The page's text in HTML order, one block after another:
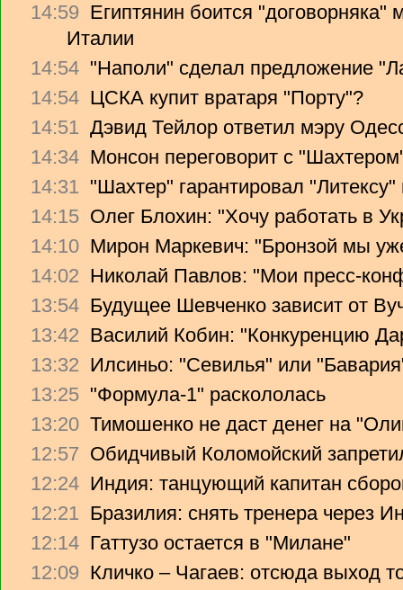
14:59 Египтянин боится
Италии
14:54 "Наполи" сделал предложение
14:54 ЦСКА купит вратаря "Порту"?
14:51 Дэвид Тейлор ответил мэру
14:34 Монсон переговорит с
14:31 "Шахтер" гарантировал
14:15 Олег Блохин: "Хочу работать в
14:10 Мирон Маркевич: "Бронзой мы
14:02 Николай Павлов: "Мои пресс-
13:54 Будущее Шевченко зависит от
13:42 Василий Кобин: "Конкуренцию
13:32 Илсиньо: "Севилья" или
13:25 "Формула-1" раскололась
13:20 Тимошенко не даст денег на
12:57 Обидчивый Коломойский
12:24 Индия: танцующий капитан
12:21 Бразилия: снять тренера через
12:14 Гаттузо остается в "Милане"
12:09 Кличко – Чагаев: отсюда выход